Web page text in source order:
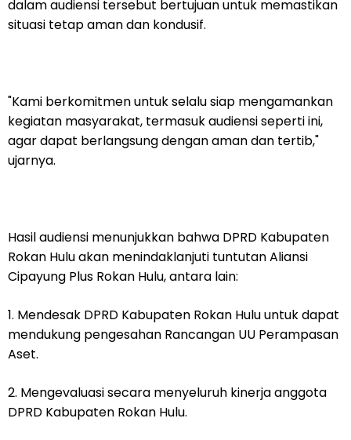
dalam audiensi tersebut bertujuan untuk memastikan
situasi tetap aman dan kondusif.
"Kami berkomitmen untuk selalu siap mengamankan
kegiatan masyarakat, termasuk audiensi seperti ini,
agar dapat berlangsung dengan aman dan tertib,"
ujarnya.
Hasil audiensi menunjukkan bahwa DPRD Kabupaten
Rokan Hulu akan menindaklanjuti tuntutan Aliansi
Cipayung Plus Rokan Hulu, antara lain:
1. Mendesak DPRD Kabupaten Rokan Hulu untuk dapat
mendukung pengesahan Rancangan UU Perampasan
Aset.
2. ⁠Mengevaluasi secara menyeluruh kinerja anggota
DPRD Kabupaten Rokan Hulu.